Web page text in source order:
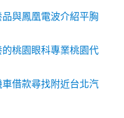
與鳳凰電波介紹平胸
桃園眼科專業桃園代
借款尋找附近台北汽